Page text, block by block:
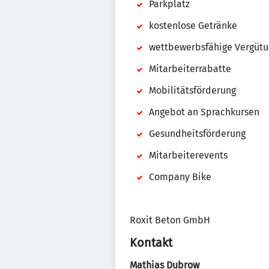
Parkplatz
kostenlose Getränke
wettbewerbsfähige
Mitarbeiterrabatte
Mobilitätsförderung
Angebot an Sprachkursen
Gesundheitsförderung
Mitarbeiterevents
Company Bike
Roxit Beton GmbH
Kontakt
Mathias Dubrow